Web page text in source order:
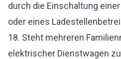
durch die Einschaltung
oder eines
18. Steht mehreren
elektrischer Dienstwagen